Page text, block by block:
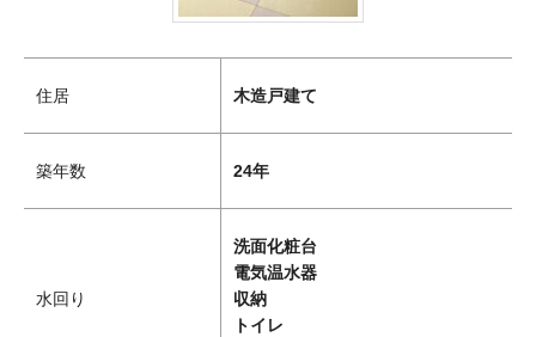
住居 木造戸建て
築年数 24年
水回り
洗面化粧台
電気温水器
収納
トイレ